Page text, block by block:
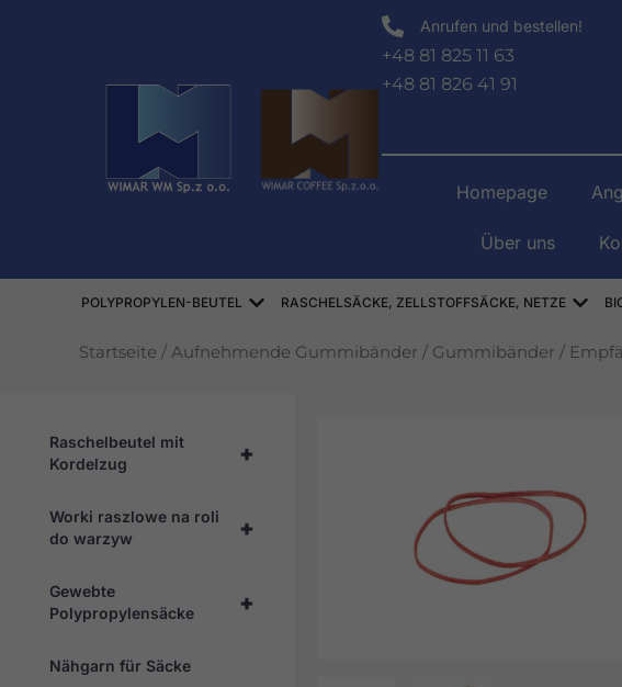
Anrufen und bestellen!
+48 81 825 11 63
+48 81 826 41 91
Homepage
Über uns
POLYPROPYLEN-BEUTEL Offen WORKI POLIPROPYLENOWE
RASCHELSÄCKE, ZELLSTOFFSÄCKE, NETZE Offen
Startseite / Aufnehmende Gummibänder / Gummibänder /
+
Raschelbeutel mit
Kordelzug
+
Worki raszlowe na roli
do warzyw
+
Gewebte
Polypropylensäcke
Nähgarn für Säcke